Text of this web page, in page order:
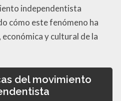
independentista
cómo este fenómeno ha
y cultural de la
del movimiento